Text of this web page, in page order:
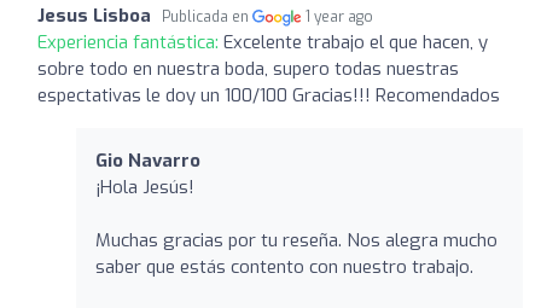
Jesus Lisboa Publicada en 1 year ago
Experiencia fantástica: Excelente trabajo el que hacen, y
sobre todo en nuestra boda, supero todas nuestras
espectativas le doy un 100/100 Gracias!!! Recomendados
Gio Navarro
¡Hola Jesús!
Muchas gracias por tu reseña. Nos alegra mucho
saber que estás contento con nuestro trabajo.